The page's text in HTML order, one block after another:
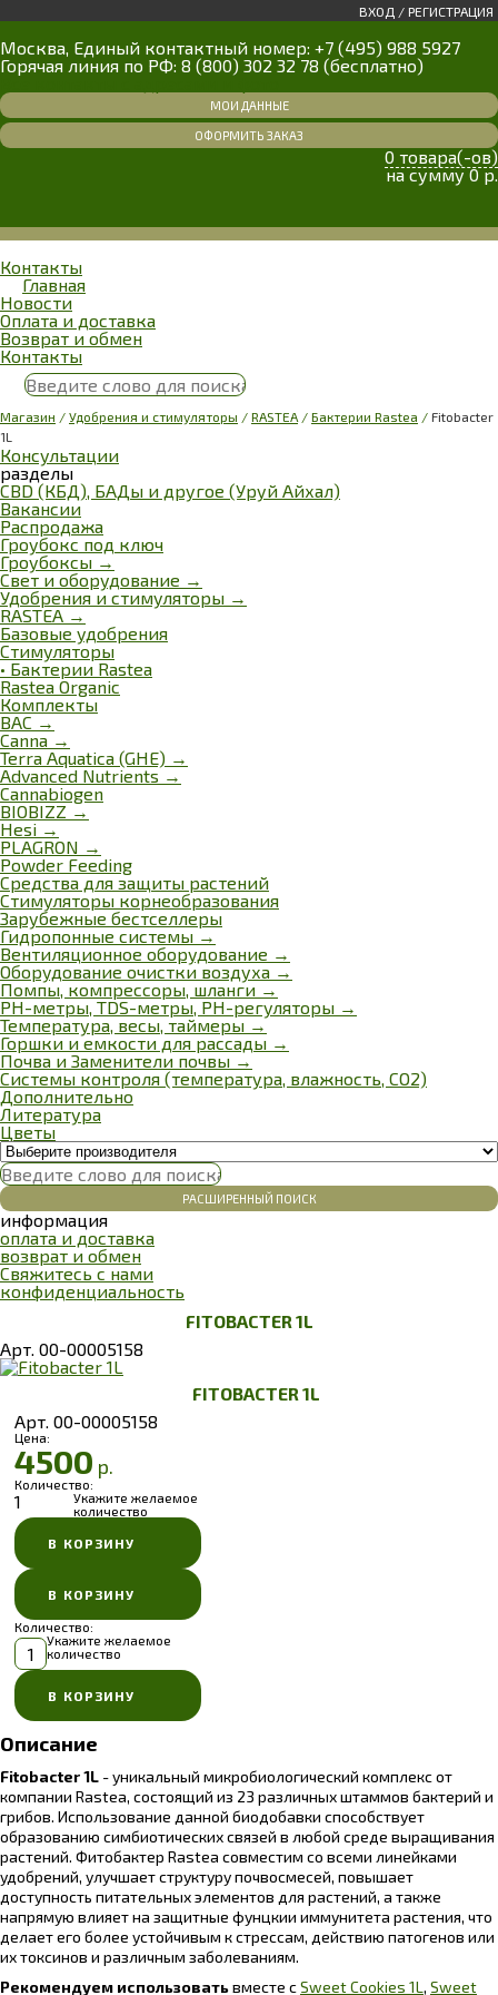
ВХОД /РЕГИСТРАЦИЯ
Москва, Единый контактный номер: +7 (495) 988 5927
Горячая линия по РФ: 8 (800) 302 32 78 (бесплатно)
МОИ ДАННЫЕ
ОФОРМИТЬ ЗАКАЗ
0 товара(-ов)
на сумму 0 р.
Контакты
Главная
Новости
Оплата и доставка
Возврат и обмен
Контакты
Магазин / Удобрения и стимуляторы / RASTEA / Бактерии Rastea / Fitobacter
1L
Консультации
разделы
CBD (КБД), БАДы и другое (Уруй Айхал)
Вакансии
Распродажа
Гроубокс под ключ
Гроубоксы →
Свет и оборудование →
Удобрения и стимуляторы →
RASTEA →
Базовые удобрения
Стимуляторы
• Бактерии Rastea
Rastea Organic
Комплекты
BAC →
Canna →
Terra Aquatica (GHE) →
Advanced Nutrients →
Cannabiogen
BIOBIZZ →
Hesi →
PLAGRON →
Powder Feeding
Средства для защиты растений
Стимуляторы корнеобразования
Зарубежные бестселлеры
Гидропонные системы →
Вентиляционное оборудование →
Оборудование очистки воздуха →
Помпы, компрессоры, шланги →
РН-метры, TDS-метры, РН-регуляторы →
Температура, весы, таймеры →
Горшки и емкости для рассады →
Почва и Заменители почвы →
Системы контроля (температура, влажность, СО2)
Дополнительно
Литература
Цветы
РАСШИРЕННЫЙ ПОИСК
информация
оплата и доставка
возврат и обмен
Свяжитесь с нами
конфиденциальность
FITOBACTER 1L
Арт. 00-00005158
FITOBACTER 1L
Арт. 00-00005158
Цена:
4500 р.
Количество:
Укажите желаемое
количество
Количество:
Укажите желаемое
количество
Описание
Fitobacter 1L - уникальный микробиологический комплекс от
компании Rastea, состоящий из 23 различных штаммов бактерий и
грибов. Использование данной биодобавки способствует
образованию симбиотических связей в любой среде выращивания
растений. Фитобактер Rastea совместим со всеми линейками
удобрений, улучшает структуру почвосмесей, повышает
доступность питательных элементов для растений, а также
напрямую влияет на защитные фунцкии иммунитета растения, что
делает его более устойчивым к стрессам, действию патогенов или
их токсинов и различным заболеваниям.
Рекомендуем использоватьвместе сSweet Cookies 1L , Sweet